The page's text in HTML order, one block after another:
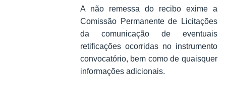
A não remessa do recibo exime a
Comissão Permanente de Licitações
da comunicação de eventuais
retificações ocorridas no instrumento
convocatório, bem como de quaisquer
informações adicionais.